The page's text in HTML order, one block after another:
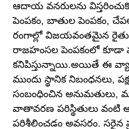
ఆదాయ వనరులను
పెంపకం, బాతుల పెంపకం,
రంగాల్లో విజయవంతమైన
రాజహంసల పెంపకంలో కూడా
కనిపిస్తున్నాయి.అయితే ఈ
ముందు స్థానిక నిబంధనలు,
సంబంధించిన
వాతావరణ పరిస్థితులు వంటి
పరిశీలించడం అవసరం. సరైన